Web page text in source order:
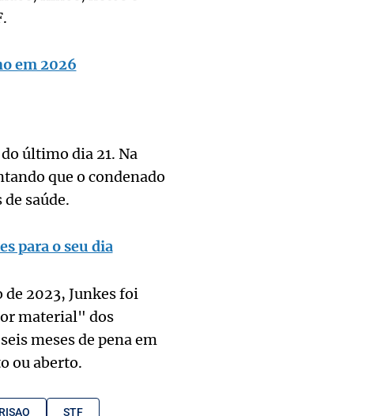
em 2026
último dia 21. Na
que o condenado
saúde.
para o seu dia
2023, Junkes foi
material" dos
meses de pena em
ou aberto.
STF